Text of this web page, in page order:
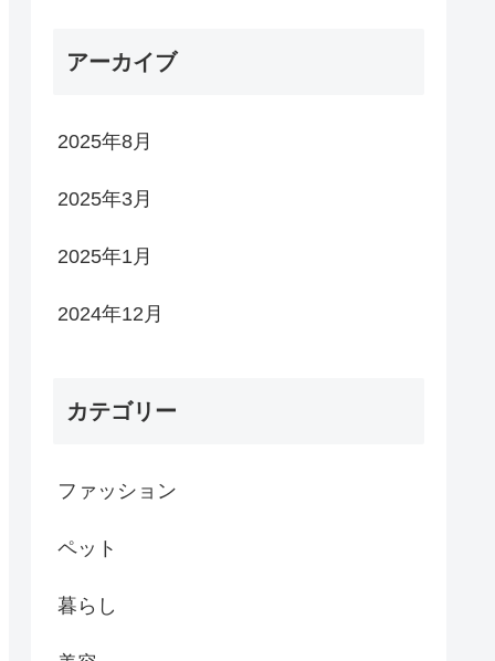
アーカイブ
2025年8月
2025年3月
2025年1月
2024年12月
カテゴリー
ファッション
ペット
暮らし